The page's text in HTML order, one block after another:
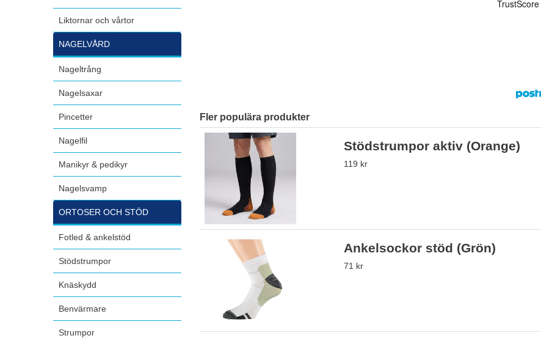
Liktornar och vårtor
NAGELVÅRD
Nageltrång
Nagelsaxar
Pincetter
Nagelfil
Manikyr & pedikyr
Nagelsvamp
ORTOSER OCH STÖD
Fotled & ankelstöd
Stödstrumpor
Knäskydd
Benvärmare
Strumpor
Fler populära produkter
Stödstrumpor aktiv (Orange)
119 kr
Ankelsockor stöd (Grön)
71 kr